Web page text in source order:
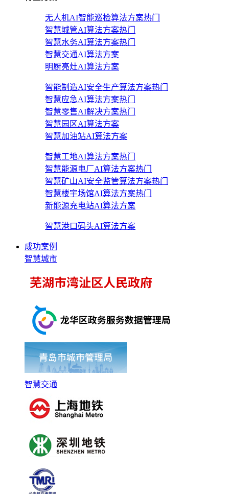
无人机AI智能巡检算法方案热门
智慧城管AI算法方案热门
智慧水务AI算法方案热门
智慧交通AI算法方案
明厨亮灶AI算法方案
智能制造AI安全生产算法方案热门
智慧应急AI算法方案热门
智慧零售AI解决方案热门
智慧园区AI算法方案
智慧加油站AI算法方案
智慧工地AI算法方案热门
智慧能源电厂AI算法方案热门
智慧矿山AI安全监管算法方案热门
智慧楼宇场馆AI算法方案热门
新能源充电站AI算法方案
智慧港口码头AI算法方案
成功案例
智慧城市
智慧交通